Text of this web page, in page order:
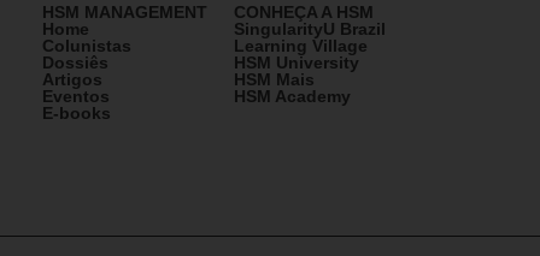
HSM MANAGEMENT
Home
Colunistas
Dossiês
Artigos
Eventos
E-books
CONHEÇA A HSM
SingularityU Brazil
Learning Village
HSM University
HSM Mais
HSM Academy